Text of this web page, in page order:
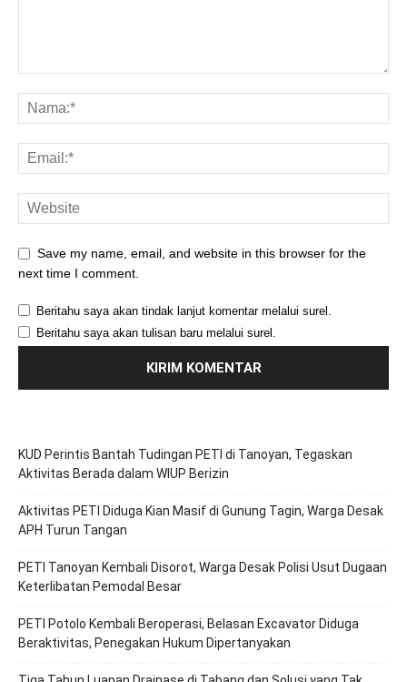
Save my name, email, and website in this browser for the
next time I comment.
Beritahu saya akan tindak lanjut komentar melalui surel.
Beritahu saya akan tulisan baru melalui surel.
KUD Perintis Bantah Tudingan PETI di Tanoyan, Tegaskan
Aktivitas Berada dalam WIUP Berizin
Aktivitas PETI Diduga Kian Masif di Gunung Tagin, Warga Desak
APH Turun Tangan
PETI Tanoyan Kembali Disorot, Warga Desak Polisi Usut Dugaan
Keterlibatan Pemodal Besar
PETI Potolo Kembali Beroperasi, Belasan Excavator Diduga
Beraktivitas, Penegakan Hukum Dipertanyakan